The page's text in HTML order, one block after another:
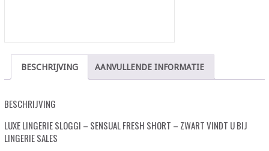
BESCHRIJVING AANVULLENDE INFORMATIE
BESCHRIJVING
LUXE LINGERIE SLOGGI – SENSUAL FRESH SHORT – ZWART VINDT U BIJ
LINGERIE SALES